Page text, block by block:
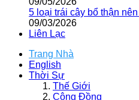
5 loại trái cây bổ thận
09/03/2026
Liên Lạc
Trang Nhà
English
Thời Sự
Thế Giới
Cộng Đồng